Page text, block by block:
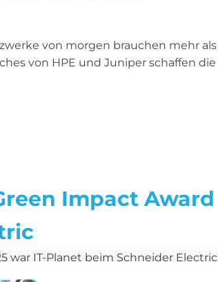
von morgen brauchen mehr als
von HPE und Juniper schaffen die
Impact Award
war IT-Planet beim Schneider Electric
zu Gast. Drei interessante Tage,